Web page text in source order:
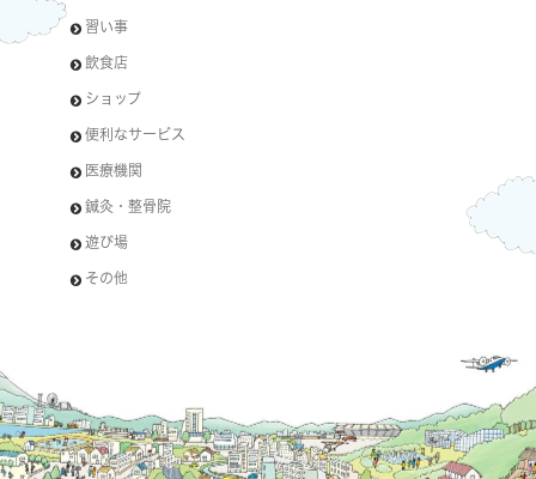
習い事
飲食店
ショップ
便利なサービス
医療機関
鍼灸・整骨院
遊び場
その他